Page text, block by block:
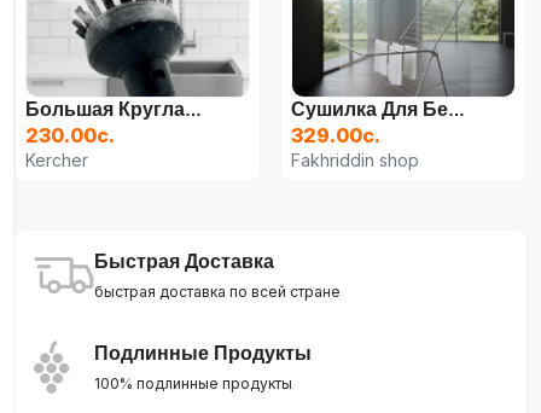
Большая Круглая Щетка Для Пароочистителя Karcher
230.00с.
Kercher
Сушилка Для Белья Напольная (складная)
329.00с.
Fakhriddin shop
Быстрая Доставка
быстрая доставка по всей стране
Подлинные Продукты
100% подлинные продукты